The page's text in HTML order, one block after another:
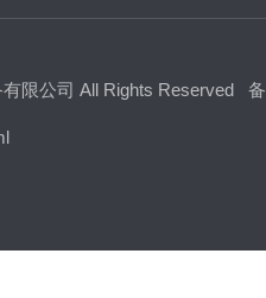
限公司 All Rights Reserved